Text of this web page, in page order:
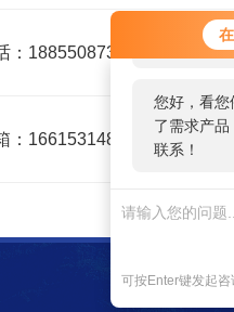
您好！欢
服务，请
您好，看您
了需求产
联系！
可按Enter键发起咨
：18855087325
：1661531483@qq.com